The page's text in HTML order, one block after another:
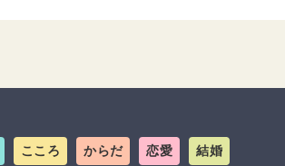
こころ からだ 恋愛 結婚